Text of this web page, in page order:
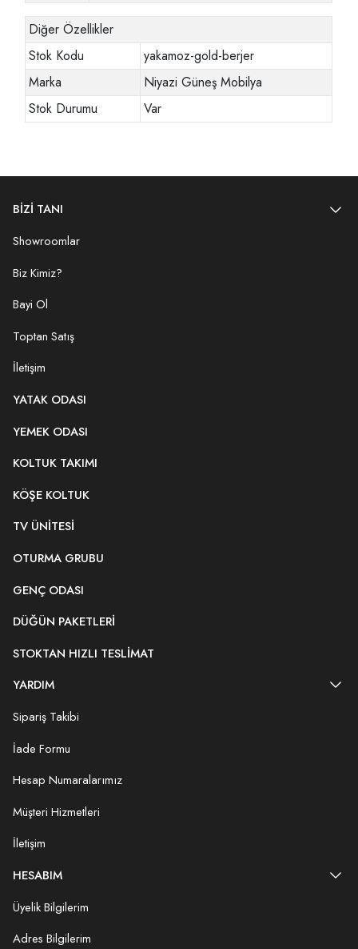
Diğer Özellikler
Stok Kodu
yakamoz-gold-berjer
Marka
Niyazi Güneş Mobilya
Stok Durumu
Var
BİZİ TANI
Showroomlar
Biz Kimiz?
Bayi Ol
Toptan Satış
İletişim
YATAK ODASI
YEMEK ODASI
KOLTUK TAKIMI
KÖŞE KOLTUK
TV ÜNITESI
OTURMA GRUBU
GENÇ ODASI
DÜĞÜN PAKETLERI
STOKTAN HIZLI TESLIMAT
YARDIM
Sipariş Takibi
İade Formu
Hesap Numaralarımız
Müşteri Hizmetleri
İletişim
HESABIM
Üyelik Bilgilerim
Adres Bilgilerim